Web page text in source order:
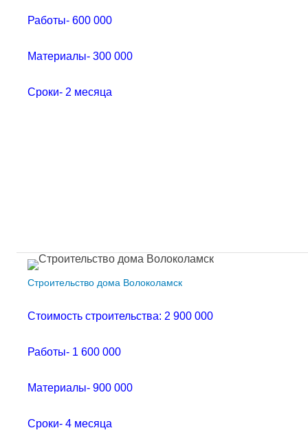
Работы- 600 000
Материалы- 300 000
Сроки- 2 месяца
Строительство дома Волоколамск
Стоимость строительства: 2 900 000
Работы- 1 600 000
Материалы- 900 000
Сроки- 4 месяца